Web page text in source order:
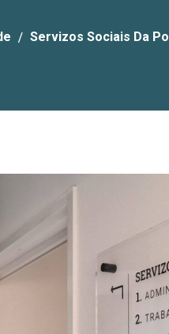
Servizos Sociais Da